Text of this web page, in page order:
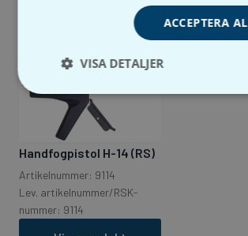
Handfogpistol H-14 (RS)
Artikelnummer: 9114
Lev. artikelnummer/RSK-
nummer: 9114
ACCEPTERA
VISA DETALJER